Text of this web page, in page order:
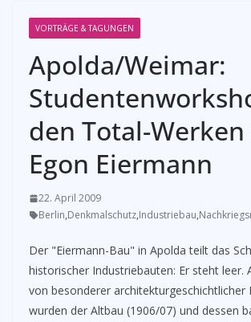
VORTRÄGE & TAGUNGEN
Apolda/Weimar:
den Total-Werken
Egon Eiermann
22. April 2009
Berlin,Denkmalschutz,Industriebau,
Der "Eiermann-Bau" in Apolda teilt das
historischer Industriebauten: Er steht leer.
von besonderer architekturgeschichtlicher
wurden der Altbau (1906/07) und dessen